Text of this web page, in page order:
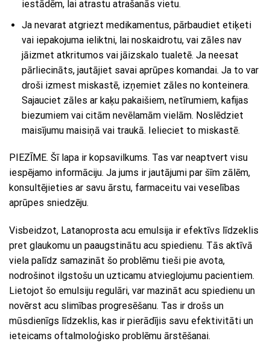
iestādēm, lai atrastu atrašanās vietu.
Ja nevarat atgriezt medikamentus, pārbaudiet etiķeti
vai iepakojuma ieliktni, lai noskaidrotu, vai zāles nav
jāizmet atkritumos vai jāizskalo tualetē. Ja neesat
pārliecināts, jautājiet savai aprūpes komandai. Ja to var
droši izmest miskastē, izņemiet zāles no konteinera.
Sajauciet zāles ar kaķu pakaišiem, netīrumiem, kafijas
biezumiem vai citām nevēlamām vielām. Noslēdziet
maisījumu maisiņā vai traukā. Ielieciet to miskastē.
PIEZĪME. Šī lapa ir kopsavilkums. Tas var neaptvert visu
iespējamo informāciju. Ja jums ir jautājumi par šīm zālēm,
konsultējieties ar savu ārstu, farmaceitu vai veselības
aprūpes sniedzēju.
Visbeidzot, Latanoprosta acu emulsija ir efektīvs līdzeklis
pret glaukomu un paaugstinātu acu spiedienu. Tās aktīvā
viela palīdz samazināt šo problēmu tieši pie avota,
nodrošinot ilgstošu un uzticamu atvieglojumu pacientiem.
Lietojot šo emulsiju regulāri, var mazināt acu spiedienu un
novērst acu slimības progresēšanu. Tas ir drošs un
mūsdienīgs līdzeklis, kas ir pierādījis savu efektivitāti un
ieteicams oftalmoloģisko problēmu ārstēšanai.